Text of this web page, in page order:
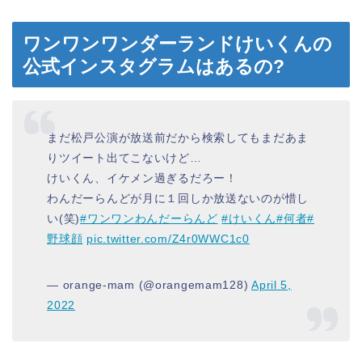
ワンワンワンダーランドけいくんの
公式インスタグラムはあるの?
まだ松戸公演が放送前だから検索してもまだあま
りツイート出てこないけど…
けいくん、イケメン過ぎるだろー！
わんだーらんどが月に１回しか放送ないのが惜し
い(笑)#ワンワンわんだーらんど #けいくん#何者#
野球顔 pic.twitter.com/Z4r0WWC1c0
— orange-mam (@orangemam128)April 5,
2022